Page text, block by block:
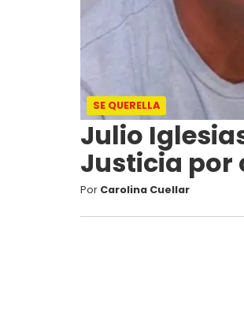
SE QUERELLA
Julio
Justicia por
Por Carolina Cuellar